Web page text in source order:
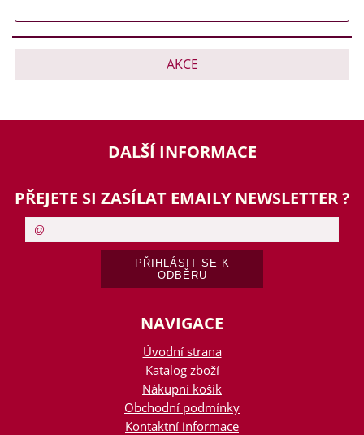
AKCE
DALŠÍ INFORMACE
PŘEJETE SI ZASÍLAT EMAILY NEWSLETTER ?
NAVIGACE
Úvodní strana
Katalog zboží
Nákupní košík
Obchodní podmínky
Kontaktní informace